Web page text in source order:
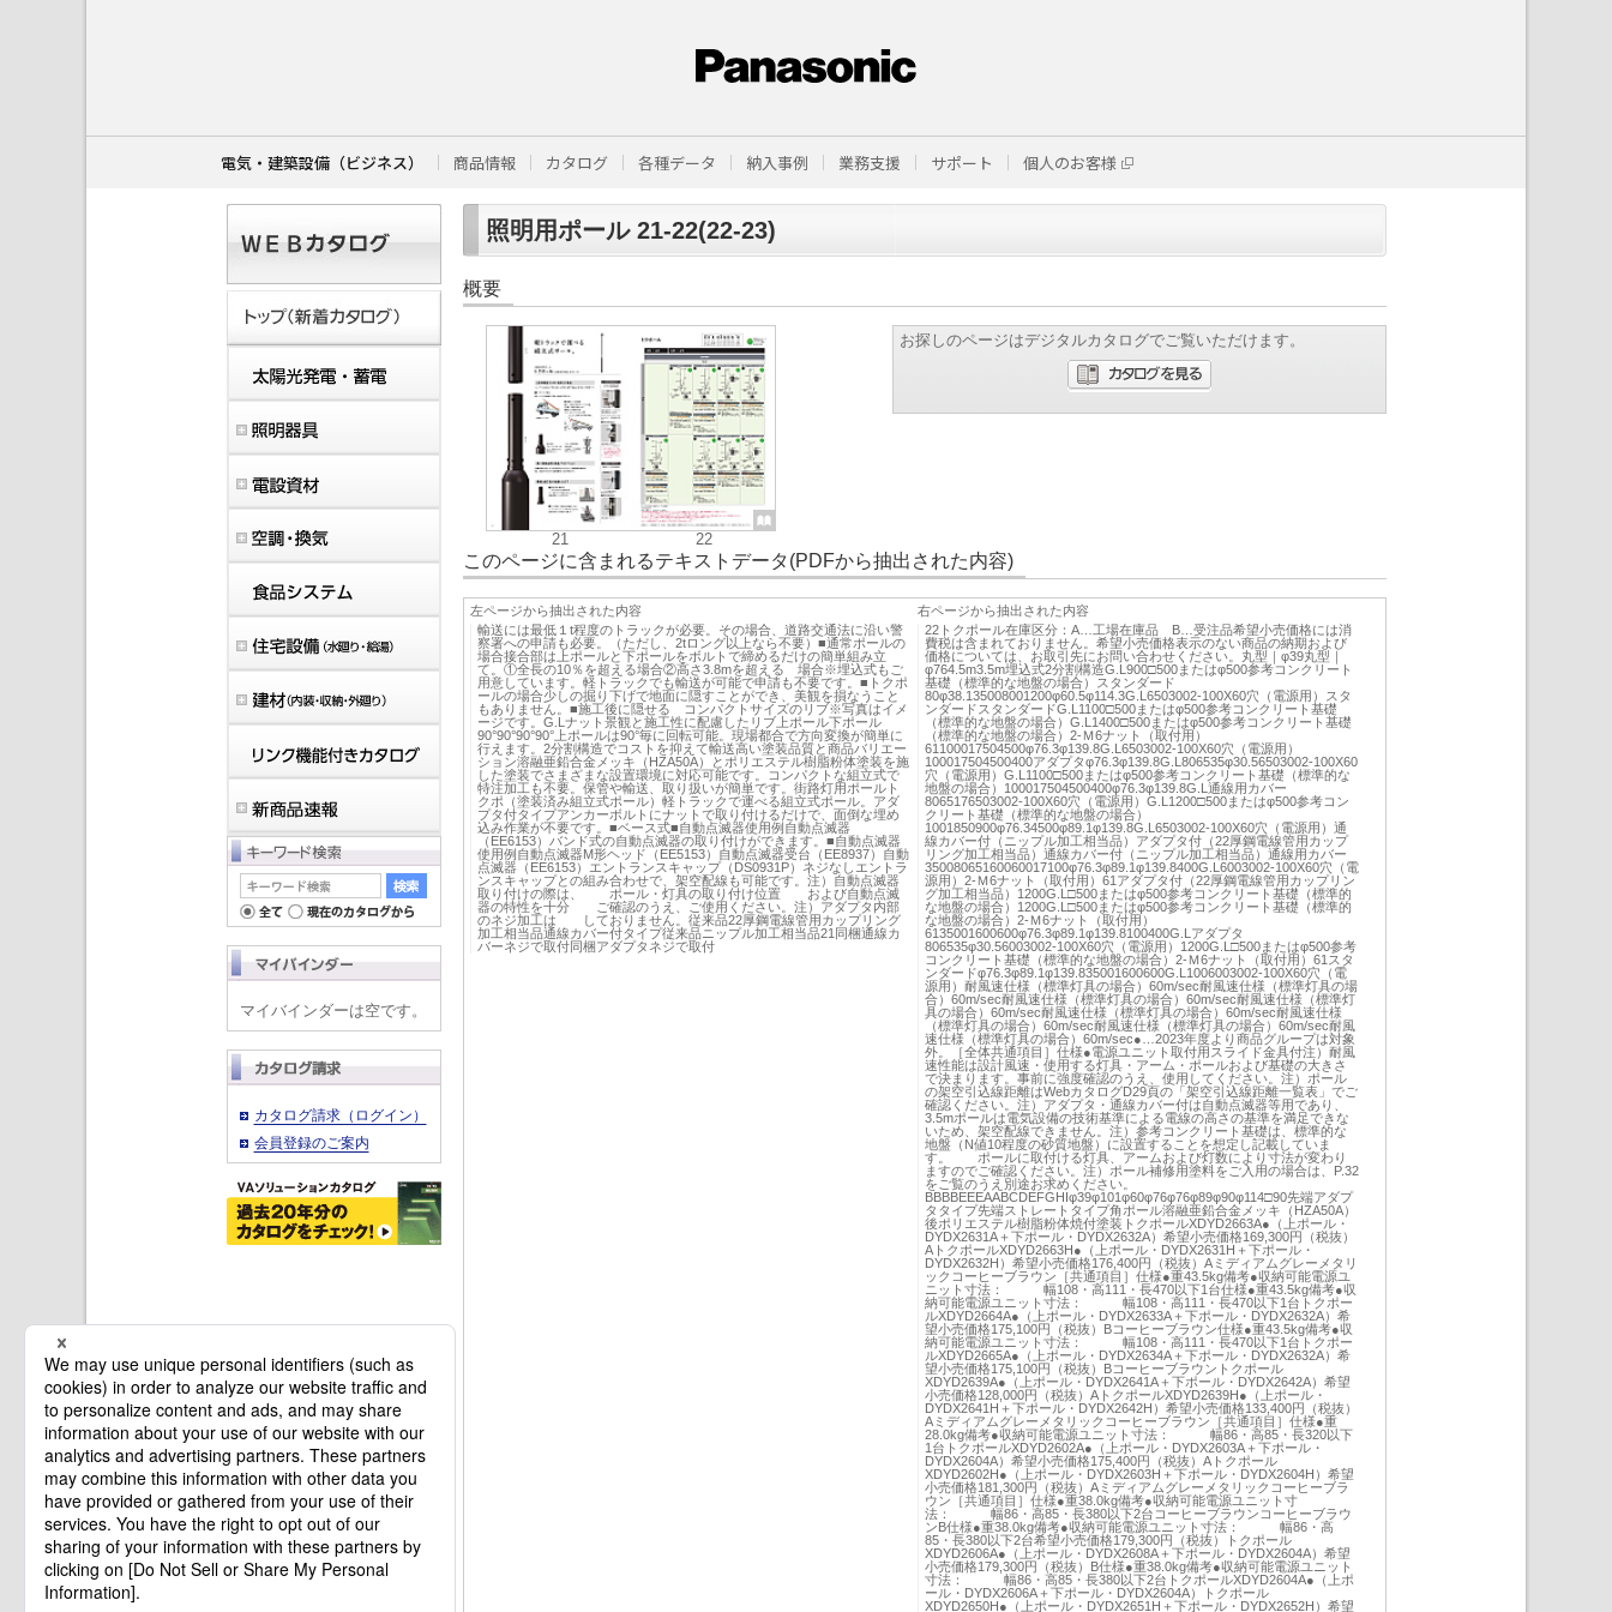
電気・建築設備（ビジネス） 商品情報 カタログ 各種データ 納入事例 業務支援 サポート 個人のお客様
照明用ポール 21-22(22-23)
概要
21 22
お探しのページはデジタルカタログでご覧いただけます。
このページに含まれるテキストデータ(PDFから抽出された内容)
左ページから抽出された内容
輸送には最低１t程度のトラックが必要。その場合、道路交通法に沿い警
察署への申請も必要。（ただし、2tロング以上なら不要）■通常ポールの
場合接合部は上ポールと下ポールをボルトで締めるだけの簡単組み立
て。①全長の10％を超える場合②高さ3.8mを超える 場合※埋込式もご
用意しています。軽トラックでも輸送が可能で申請も不要です。■トクポ
ールの場合少しの掘り下げで地面に隠すことができ、美観を損なうこと
もありません。■施工後に隠せる コンパクトサイズのリブ※写真はイメ
ージです。G.Lナット景観と施工性に配慮したリブ上ポール下ポール
90°90°90°90°上ポールは90°毎に回転可能。現場都合で方向変換が簡単に
行えます。2分割構造でコストを抑えて輸送高い塗装品質と商品バリエー
ション溶融亜鉛合金メッキ（HZA50A）とポリエステル樹脂粉体塗装を施
した塗装でさまざまな設置環境に対応可能です。コンパクトな組立式で
特注加工も不要。保管や輸送、取り扱いが簡単です。街路灯用ポールト
クポ（塗装済み組立式ポール）軽トラックで運べる組立式ポール。アダ
プタ付タイプアンカーボルトにナットで取り付けるだけで、面倒な埋め
込み作業が不要です。■ベース式■自動点滅器使用例自動点滅器
（EE6153）バンド式の自動点滅器の取り付けができます。■自動点滅器
使用例自動点滅器M形ヘッド（EE5153）自動点滅器受台（EE8937）自動
点滅器（EE6153）エントランスキャップ（DS0931P）ネジなしエントラ
ンスキャップとの組み合わせで、架空配線も可能です。注）自動点滅器
取り付けの際は、 ポール・灯具の取り付け位置 および自動点滅
器の特性を十分 ご確認のうえ、ご使用ください。注）アダプタ内部
のネジ加工は しておりません。従来品22厚鋼電線管用カップリング
加工相当品通線カバー付タイプ従来品ニップル加工相当品21同梱通線カ
バーネジで取付同梱アダプタネジで取付
右ページから抽出された内容
22トクポール在庫区分：A…工場在庫品 B…受注品希望小売価格には消
費税は含まれておりません。希望小売価格表示のない商品の納期および
価格については、お取引先にお問い合わせください。丸型｜φ39丸型｜
φ764.5m3.5m埋込式2分割構造G.L900□500またはφ500参考コンクリート
基礎（標準的な地盤の場合）スタンダード
80φ38.135008001200φ60.5φ114.3G.L6503002-100X60穴（電源用）スタ
ンダードスタンダードG.L1100□500またはφ500参考コンクリート基礎
（標準的な地盤の場合）G.L1400□500またはφ500参考コンクリート基礎
（標準的な地盤の場合）2-Ｍ6ナット（取付用）
61100017504500φ76.3φ139.8G.L6503002-100X60穴（電源用）
100017504500400アダプタφ76.3φ139.8G.L806535φ30.56503002-100X60
穴（電源用）G.L1100□500またはφ500参考コンクリート基礎（標準的な
地盤の場合）100017504500400φ76.3φ139.8G.L通線用カバー
8065176503002-100X60穴（電源用）G.L1200□500またはφ500参考コン
クリート基礎（標準的な地盤の場合）
1001850900φ76.34500φ89.1φ139.8G.L6503002-100X60穴（電源用）通
線カバー付（ニップル加工相当品）アダプタ付（22厚鋼電線管用カップ
リング加工相当品）通線カバー付（ニップル加工相当品）通線用カバー
35008065160060017100φ76.3φ89.1φ139.8400G.L6003002-100X60穴（電
源用）2-Ｍ6ナット（取付用）61アダプタ付（22厚鋼電線管用カップリン
グ加工相当品）1200G.L□500またはφ500参考コンクリート基礎（標準的
な地盤の場合）1200G.L□500またはφ500参考コンクリート基礎（標準的
な地盤の場合）2-Ｍ6ナット（取付用）
6135001600600φ76.3φ89.1φ139.8100400G.Lアダプタ
806535φ30.56003002-100X60穴（電源用）1200G.L□500またはφ500参考
コンクリート基礎（標準的な地盤の場合）2-Ｍ6ナット（取付用）61スタ
ンダードφ76.3φ89.1φ139.835001600600G.L1006003002-100X60穴（電
源用）耐風速仕様（標準灯具の場合）60m/sec耐風速仕様（標準灯具の場
合）60m/sec耐風速仕様（標準灯具の場合）60m/sec耐風速仕様（標準灯
具の場合）60m/sec耐風速仕様（標準灯具の場合）60m/sec耐風速仕様
（標準灯具の場合）60m/sec耐風速仕様（標準灯具の場合）60m/sec耐風
速仕様（標準灯具の場合）60m/sec●…2023年度より商品グループは対象
外。［全体共通項目］仕様●電源ユニット取付用スライド金具付注）耐風
速性能は設計風速・使用する灯具・アーム・ポールおよび基礎の大きさ
で決まります。事前に強度確認のうえ、使用してください。注）ポール
の架空引込線距離はWebカタログD29頁の「架空引込線距離一覧表」でご
確認ください。注）アダプタ・通線カバー付は自動点滅器等用であり、
3.5mポールは電気設備の技術基準による電線の高さの基準を満足できな
いため、架空配線できません。注）参考コンクリート基礎は、標準的な
地盤（N値10程度の砂質地盤）に設置することを想定し記載していま
す。 ポールに取付ける灯具、アームおよび灯数により寸法が変わり
ますのでご確認ください。注）ポール補修用塗料をご入用の場合は、P.32
をご覧のうえ別途お求めください。
BBBBEEEAABCDEFGHIφ39φ101φ60φ76φ76φ89φ90φ114□90先端アダプ
タタイプ先端ストレートタイプ角ポール溶融亜鉛合金メッキ（HZA50A）
後ポリエステル樹脂粉体焼付塗装トクポールXDYD2663A●（上ポール・
DYDX2631A＋下ポール・DYDX2632A）希望小売価格169,300円（税抜）
AトクポールXDYD2663H●（上ポール・DYDX2631H＋下ポール・
DYDX2632H）希望小売価格176,400円（税抜）Aミディアムグレーメタリ
ックコーヒーブラウン［共通項目］仕様●重43.5kg備考●収納可能電源ユ
ニット寸法： 幅108・高111・長470以下1台仕様●重43.5kg備考●収
納可能電源ユニット寸法： 幅108・高111・長470以下1台トクポー
ルXDYD2664A●（上ポール・DYDX2633A＋下ポール・DYDX2632A）希
望小売価格175,100円（税抜）Bコーヒーブラウン仕様●重43.5kg備考●収
納可能電源ユニット寸法： 幅108・高111・長470以下1台トクポー
ルXDYD2665A●（上ポール・DYDX2634A＋下ポール・DYDX2632A）希
望小売価格175,100円（税抜）Bコーヒーブラウントクポール
XDYD2639A●（上ポール・DYDX2641A＋下ポール・DYDX2642A）希望
小売価格128,000円（税抜）AトクポールXDYD2639H●（上ポール・
DYDX2641H＋下ポール・DYDX2642H）希望小売価格133,400円（税抜）
Aミディアムグレーメタリックコーヒーブラウン［共通項目］仕様●重
28.0kg備考●収納可能電源ユニット寸法： 幅86・高85・長320以下
1台トクポールXDYD2602A●（上ポール・DYDX2603A＋下ポール・
DYDX2604A）希望小売価格175,400円（税抜）Aトクポール
XDYD2602H●（上ポール・DYDX2603H＋下ポール・DYDX2604H）希望
小売価格181,300円（税抜）Aミディアムグレーメタリックコーヒーブラ
ウン［共通項目］仕様●重38.0kg備考●収納可能電源ユニット寸
法： 幅86・高85・長380以下2台コーヒーブラウンコーヒーブラウ
ンB仕様●重38.0kg備考●収納可能電源ユニット寸法： 幅86・高
85・長380以下2台希望小売価格179,300円（税抜）トクポール
XDYD2606A●（上ポール・DYDX2608A＋下ポール・DYDX2604A）希望
小売価格179,300円（税抜）B仕様●重38.0kg備考●収納可能電源ユニット
寸法： 幅86・高85・長380以下2台トクポールXDYD2604A●（上ポ
ール・DYDX2606A＋下ポール・DYDX2604A）トクポール
XDYD2650H●（上ポール・DYDX2651H＋下ポール・DYDX2652H）希望
マイバインダーは空です。
カタログ請求（ログイン）
会員登録のご案内